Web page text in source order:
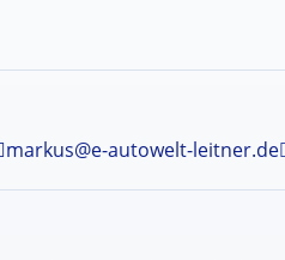
markus@e-autowelt-leitner.de